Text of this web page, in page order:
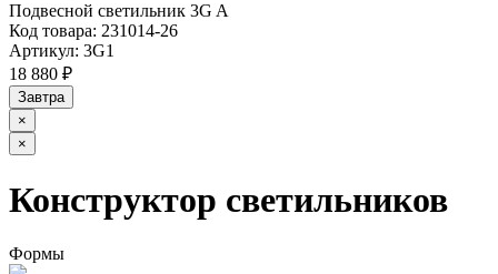
Подвесной светильник 3G A
Код товара: 231014-26
Артикул: 3G1
18 880 ₽
Завтра
×
×
Конструктор светильников
Формы